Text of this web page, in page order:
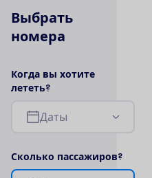
Выбрать
номера
Когда вы хотите
лететь?
Даты
Сколько пассажиров?